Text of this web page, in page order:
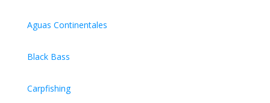
Aguas Continentales
Black Bass
Carpfishing